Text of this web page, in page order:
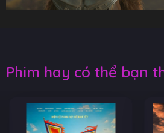
Phim hay có thể bạn